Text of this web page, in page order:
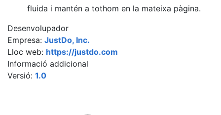
fluida i mantén a tothom en la mateixa pàgina.
Desenvolupador
Empresa: JustDo, Inc.
Lloc web: https://justdo.com
Informació addicional
Versió: 1.0